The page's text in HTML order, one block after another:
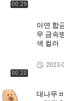
00:29
00:20
아연 합
무 금속
색 컬러
금속 병따
2023-
대나무